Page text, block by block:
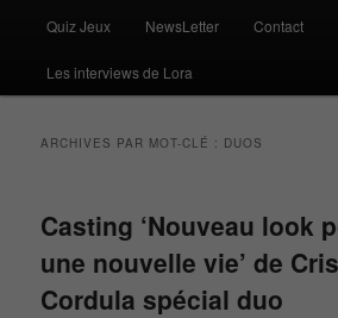
Quiz Jeux NewsLetter Contact
Les interviews de Lora
ARCHIVES PAR MOT-CLÉ : DUOS
Casting ‘Nouveau look
une nouvelle vie’ de
Cordula spécial duo